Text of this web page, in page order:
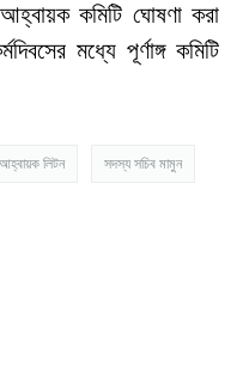
কমিটি ঘোষণা করা
মধ্যে পূর্ণাঙ্গ কমিটি
আহ্বায়ক লিটন সদস্য সচিব মামুন